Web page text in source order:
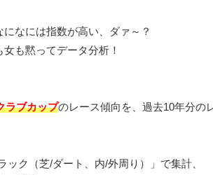
なには指数が高い、ダァ～？
も黙ってデータ分析！
ラブカップのレース傾向を、過去10年分の
ク（芝/ダート、内/外周り）」で集計、